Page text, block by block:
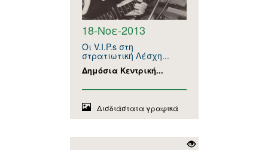
18-Νοε-2013
Οι V.I.P.s στη
στρατιωτική Λέσχη...
Δημόσια Κεντρική...
Δισδιάστατα γραφικά